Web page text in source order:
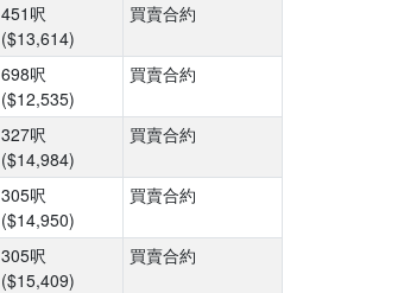
451呎
($13,614)
買賣合約
698呎
($12,535)
買賣合約
327呎
($14,984)
買賣合約
305呎
($14,950)
買賣合約
305呎
($15,409)
買賣合約